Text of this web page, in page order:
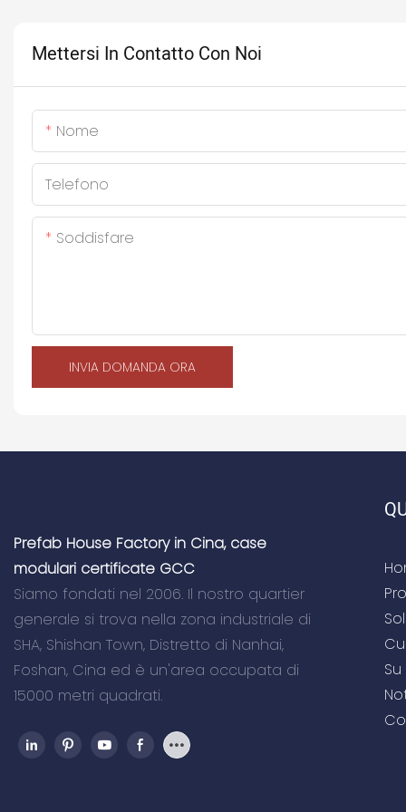
Mettersi In Contatto Con Noi
Nome
Telefono
Soddisfare
INVIA DOMANDA ORA
Prefab House Factory in Cina, case
modulari certificate GCC
Siamo fondati nel 2006. Il nostro quartier
generale si trova nella zona industriale di
SHA, Shishan Town, Distretto di Nanhai,
Foshan, Cina ed è un'area occupata di
15000 metri quadrati.